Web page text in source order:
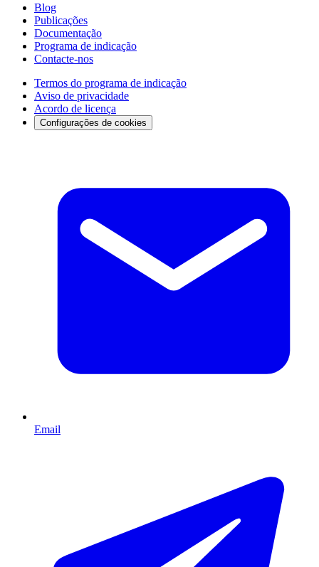
Blog
Publicações
Documentação
Programa de indicação
Contacte-nos
Termos do programa de indicação
Aviso de privacidade
Acordo de licença
Configurações de cookies
Email